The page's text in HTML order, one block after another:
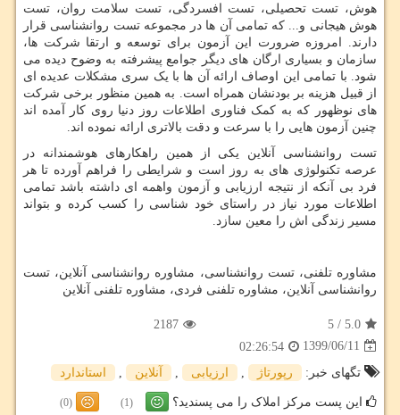
هوش، تست تحصیلی، تست افسردگی، تست سلامت روان، تست
هوش هیجانی و... که تمامی آن ها در مجموعه تست روانشناسی قرار
دارند. امروزه ضرورت این آزمون برای توسعه و ارتقا شرکت ها،
سازمان و بسیاری ارگان های دیگر جوامع پیشرفته به وضوح دیده می
شود. با تمامی این اوصاف ارائه آن ها با یک سری مشکلات عدیده ای
از قبیل هزینه بر بودنشان همراه است. به همین منظور برخی شرکت
های نوظهور که به کمک فناوری اطلاعات روز دنیا روی کار آمده اند
چنین آزمون هایی را با سرعت و دقت بالاتری ارائه نموده اند.
تست روانشناسی آنلاین یکی از همین راهکارهای هوشمندانه در
عرصه تکنولوژی های به روز است و شرایطی را فراهم آورده تا هر
فرد بی آنکه از نتیجه ارزیابی و آزمون واهمه ای داشته باشد تمامی
اطلاعات مورد نیاز در راستای خود شناسی را کسب کرده و بتواند
مسیر زندگی اش را معین سازد.
مشاوره تلفنی، تست روانشناسی، مشاوره روانشناسی آنلاین، تست
روانشناسی آنلاین، مشاوره تلفنی فردی، مشاوره تلفنی آنلاین
5.0
/
5
2187
1399/06/11
02:26:54
تگهای خبر:
رپورتاژ , ارزیابی , آنلاین , استاندارد
این پست مرکز املاک را می پسندید؟ (1)
(0)